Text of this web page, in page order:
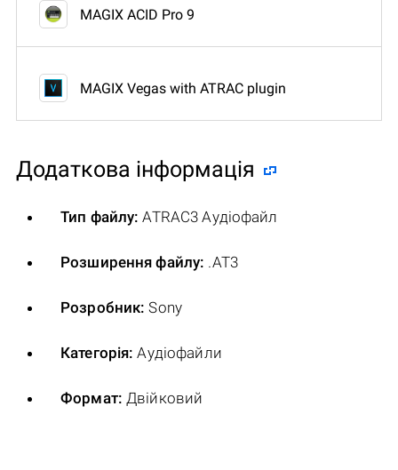
MAGIX ACID Pro 9
MAGIX Vegas with ATRAC plugin
Додаткова інформація
Тип файлу: ATRAC3 Аудіофайл
Розширення файлу: .AT3
Розробник: Sony
Категорія: Аудіофайли
Формат: Двійковий